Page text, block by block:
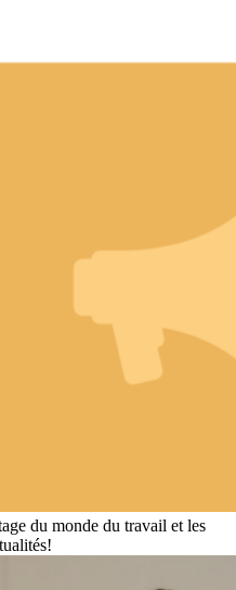
du monde du travail et les